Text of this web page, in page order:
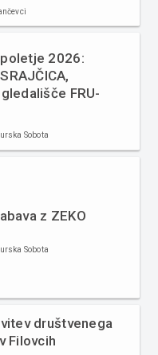
2026:
FRU-
Sobota
z ZEKO
Sobota
društvenega
Filovcih